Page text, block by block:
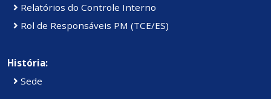
Relatórios do Controle Interno
Rol de Responsáveis PM (TCE/ES)
História:
Sede